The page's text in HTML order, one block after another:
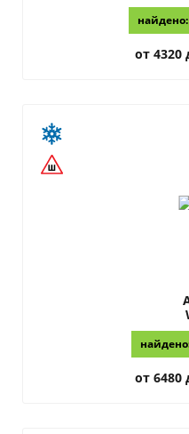
от 4320
от 6480